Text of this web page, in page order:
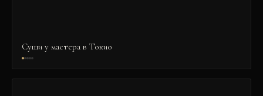
Суши у мастера в Токио